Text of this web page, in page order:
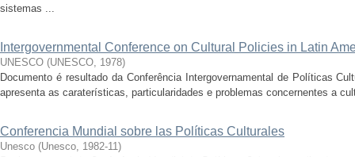
sistemas ...
Intergovernmental Conference on Cultural Policies in Latin
UNESCO (UNESCO, 1978)
Documento é resultado da Conferência Intergovernamental de Políticas
apresenta as caraterísticas, particularidades e problemas concernentes a
Conferencia Mundial sobre las Políticas Culturales
Unesco (Unesco, 1982-11)